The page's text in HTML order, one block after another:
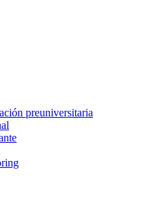
preuniversitaria